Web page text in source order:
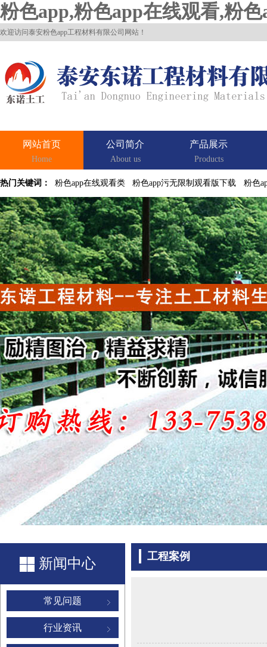
粉色app,粉色app在线观看,粉
欢迎访问泰安粉色app工程材料有限公司网站！
网站首页
Home
公司简介
About us
产品展示
Products
热门关键词： 粉色app在线观看类 粉色app污无限制观看版下载 粉色
新闻中心
常见问题
行业资讯
工程案例